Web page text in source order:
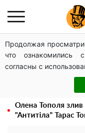
Продолжая
что ознакомились
согласны с
Чи може Поштова
входу до
Дрони із
мільйони
Олена Тополя
"Антитіла" Тарас